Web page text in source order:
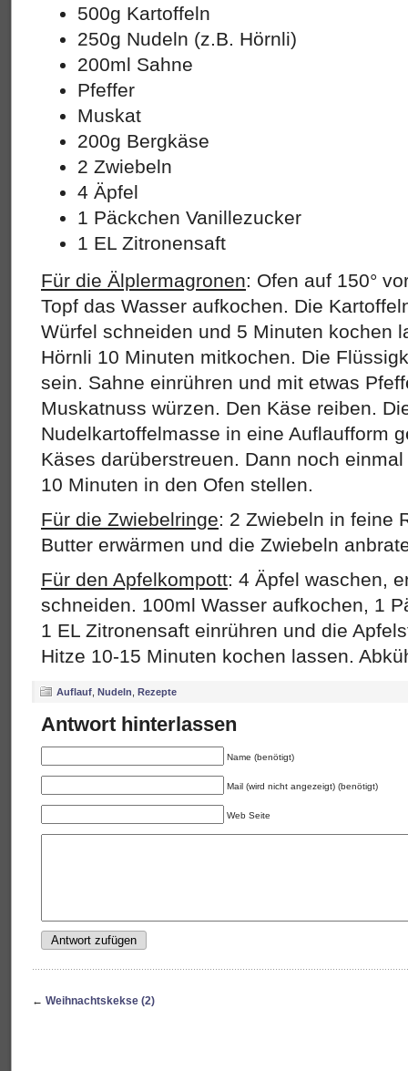
500g Kartoffeln
250g Nudeln (z.B. Hörnli)
200ml Sahne
Pfeffer
Muskat
200g Bergkäse
2 Zwiebeln
4 Äpfel
1 Päckchen Vanillezucker
1 EL Zitronensaft
Für die Älplermagronen: Ofen auf 150°
Topf das Wasser aufkochen. Die
Würfel schneiden und 5 Minuten kochen
Hörnli 10 Minuten mitkochen. Die
sein. Sahne einrühren und mit etwas
Muskatnuss würzen. Den Käse reiben.
Nudelkartoffelmasse in eine Auflaufform
Käses darüberstreuen. Dann noch
10 Minuten in den Ofen stellen.
Für die Zwiebelringe: 2 Zwiebeln in feine
Butter erwärmen und die Zwiebeln
Für den Apfelkompott: 4 Äpfel waschen,
schneiden. 100ml Wasser aufkochen, 1
1 EL Zitronensaft einrühren und die
Hitze 10-15 Minuten kochen lassen.
Auflauf Nudeln Rezepte
Antwort hinterlassen
Name (benötigt)
Mail (wird nicht angezeigt) (benötigt)
Web Seite
← Weihnachtskekse (2)